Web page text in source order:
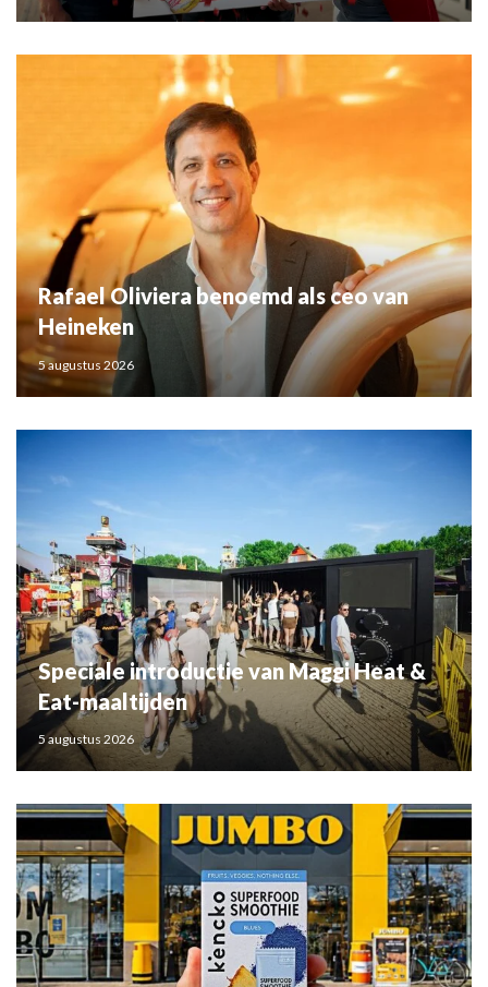
Rafael Oliviera benoemd als ceo van
Heineken
5 augustus 2026
Speciale introductie van Maggi Heat &
Eat-maaltijden
5 augustus 2026